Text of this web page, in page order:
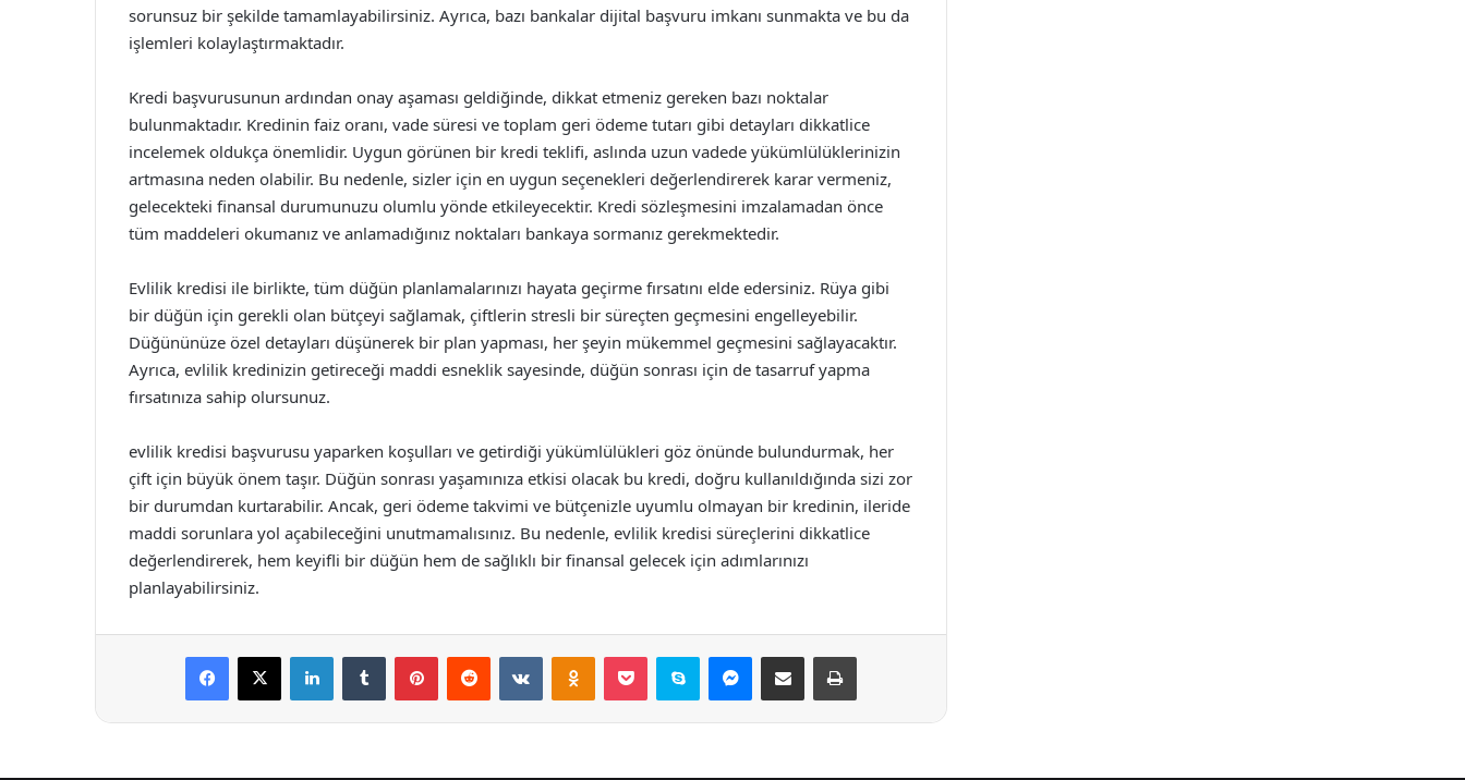
sorunsuz bir şekilde tamamlayabilirsiniz. Ayrıca, bazı bankalar dijital başvuru imkanı sunmakta ve bu da
işlemleri kolaylaştırmaktadır.
Kredi başvurusunun ardından onay aşaması geldiğinde, dikkat etmeniz gereken bazı noktalar
bulunmaktadır. Kredinin faiz oranı, vade süresi ve toplam geri ödeme tutarı gibi detayları dikkatlice
incelemek oldukça önemlidir. Uygun görünen bir kredi teklifi, aslında uzun vadede yükümlülüklerinizin
artmasına neden olabilir. Bu nedenle, sizler için en uygun seçenekleri değerlendirerek karar vermeniz,
gelecekteki finansal durumunuzu olumlu yönde etkileyecektir. Kredi sözleşmesini imzalamadan önce
tüm maddeleri okumanız ve anlamadığınız noktaları bankaya sormanız gerekmektedir.
Evlilik kredisi ile birlikte, tüm düğün planlamalarınızı hayata geçirme fırsatını elde edersiniz. Rüya gibi
bir düğün için gerekli olan bütçeyi sağlamak, çiftlerin stresli bir süreçten geçmesini engelleyebilir.
Düğününüze özel detayları düşünerek bir plan yapması, her şeyin mükemmel geçmesini sağlayacaktır.
Ayrıca, evlilik kredinizin getireceği maddi esneklik sayesinde, düğün sonrası için de tasarruf yapma
fırsatınıza sahip olursunuz.
evlilik kredisi başvurusu yaparken koşulları ve getirdiği yükümlülükleri göz önünde bulundurmak, her
çift için büyük önem taşır. Düğün sonrası yaşamınıza etkisi olacak bu kredi, doğru kullanıldığında sizi zor
bir durumdan kurtarabilir. Ancak, geri ödeme takvimi ve bütçenizle uyumlu olmayan bir kredinin, ileride
maddi sorunlara yol açabileceğini unutmamalısınız. Bu nedenle, evlilik kredisi süreçlerini dikkatlice
değerlendirerek, hem keyifli bir düğün hem de sağlıklı bir finansal gelecek için adımlarınızı
planlayabilirsiniz.
Facebook
X LinkedInTumblr PinterestReddit VKontakteOdnoklassniki
Pocket Skype Messenger
E-Posta ile paylaş Yazdır